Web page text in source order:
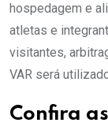
hospedagem e
atletas e
visitantes,
VAR será
Confira